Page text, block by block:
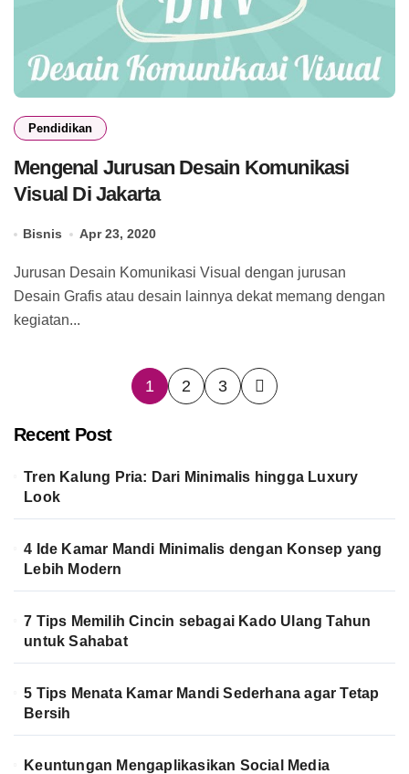
Pendidikan
Mengenal Jurusan Desain Komunikasi
Visual Di Jakarta
Bisnis Apr 23, 2020
Jurusan Desain Komunikasi Visual dengan jurusan
Desain Grafis atau desain lainnya dekat memang dengan
kegiatan...
Posts
1 2 3
Recent Post
Tren Kalung Pria: Dari Minimalis hingga Luxury
Look
4 Ide Kamar Mandi Minimalis dengan Konsep yang
Lebih Modern
7 Tips Memilih Cincin sebagai Kado Ulang Tahun
untuk Sahabat
5 Tips Menata Kamar Mandi Sederhana agar Tetap
Bersih
Keuntungan Mengaplikasikan Social Media